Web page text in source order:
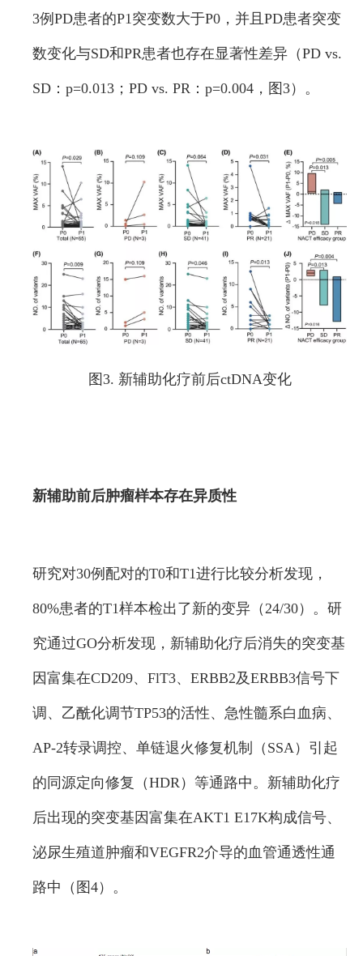
3例PD患者的P1突变数大于P0，并且PD患者突变
数变化与SD和PR患者也存在显著性差异（PD vs.
SD：p=0.013；PD vs. PR：p=0.004，图3）。
图3. 新辅助化疗前后ctDNA变化
新辅助前后肿瘤样本存在异质性
研究对30例配对的T0和T1进行比较分析发现，
80%患者的T1样本检出了新的变异（24/30）。研
究通过GO分析发现，新辅助化疗后消失的突变基
因富集在CD209、FlT3、ERBB2及ERBB3信号下
调、乙酰化调节TP53的活性、急性髓系白血病、
AP-2转录调控、单链退火修复机制（SSA）引起
的同源定向修复（HDR）等通路中。新辅助化疗
后出现的突变基因富集在AKT1 E17K构成信号、
泌尿生殖道肿瘤和VEGFR2介导的血管通透性通
路中（图4）。